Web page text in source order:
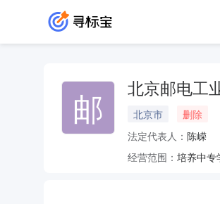
邮 北京邮电工
北京市
删除
法定代表人： 陈嵘
经营范围： 培养中专